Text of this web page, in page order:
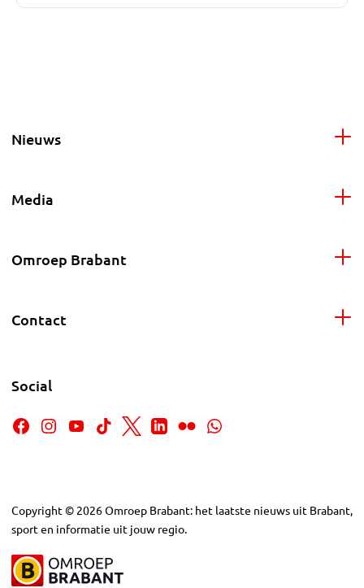
Nieuws
Media
Omroep Brabant
Contact
Social
Copyright © 2026Omroep Brabant: het laatste nieuws uit Brabant,
sport en informatie uit jouw regio.